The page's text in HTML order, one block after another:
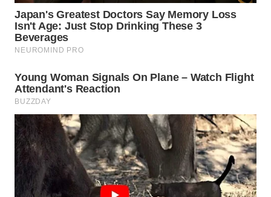
KARAWANG
WN
BEKASI
WN
BOGOR
WN
DEPOK
WN
TAPANULI